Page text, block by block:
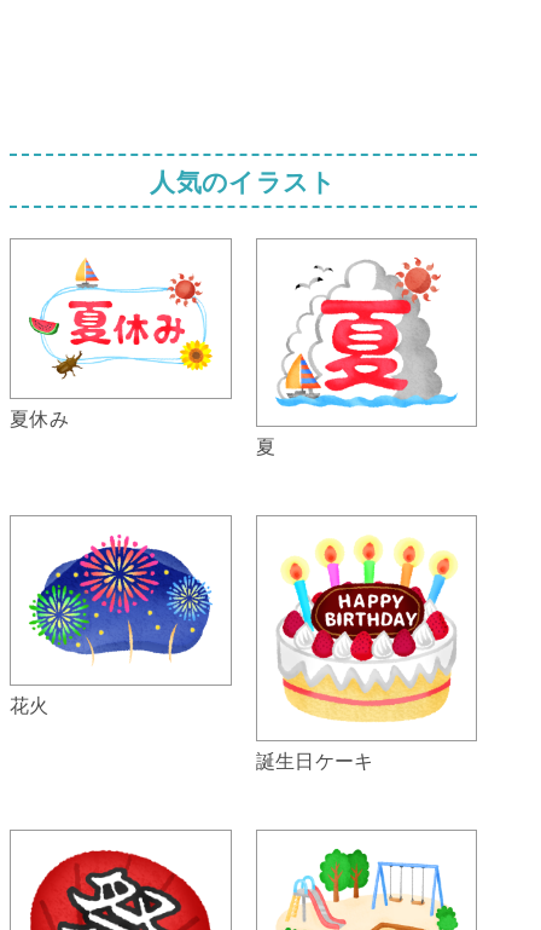
人気のイラスト
夏休み
夏
花火
誕生日ケーキ